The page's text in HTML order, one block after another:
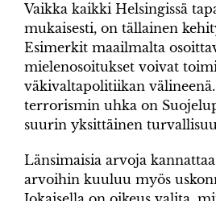
Vaikka kaikki Helsingissä
mukaisesti, on tällainen
Esimerkit maailmalta
mielenosoitukset voivat
väkivaltapolitiikan
terrorismin uhka on
suurin yksittäinen
Länsimaisia arvoja
arvoihin kuuluu myös